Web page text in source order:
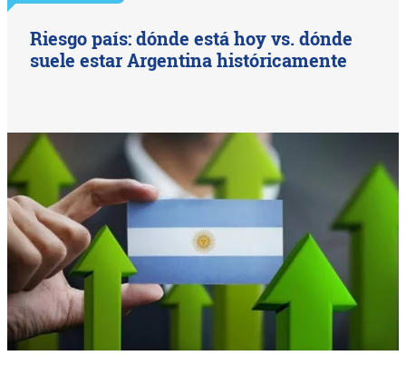
Riesgo país: dónde está hoy vs. dónde
suele estar Argentina históricamente